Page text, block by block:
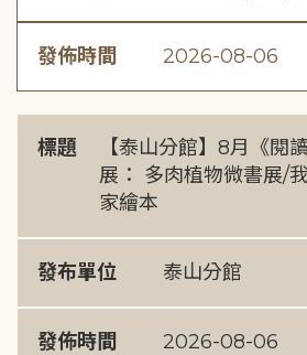
發佈時間 2026-08-06
標題
【泰山分館】8月《閱
展： 多肉植物微書展/
家繪本
發布單位 泰山分館
發佈時間 2026-08-06